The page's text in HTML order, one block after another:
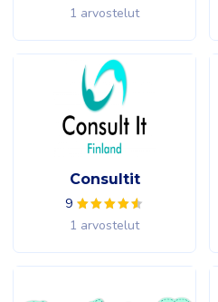
1 arvostelut
Consultit
9
1 arvostelut